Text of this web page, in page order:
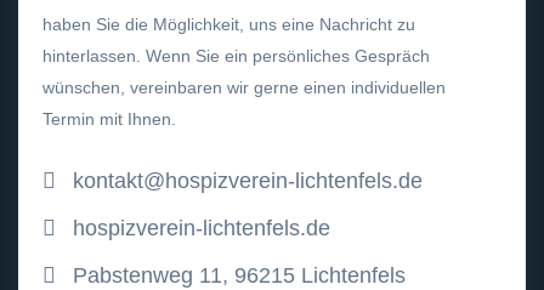
haben Sie die Möglichkeit, uns eine Nachricht zu
hinterlassen. Wenn Sie ein persönliches Gespräch
wünschen, vereinbaren wir gerne einen individuellen
Termin mit Ihnen.
kontakt@hospizverein-lichtenfels.de
hospizverein-lichtenfels.de
Pabstenweg 11, 96215 Lichtenfels